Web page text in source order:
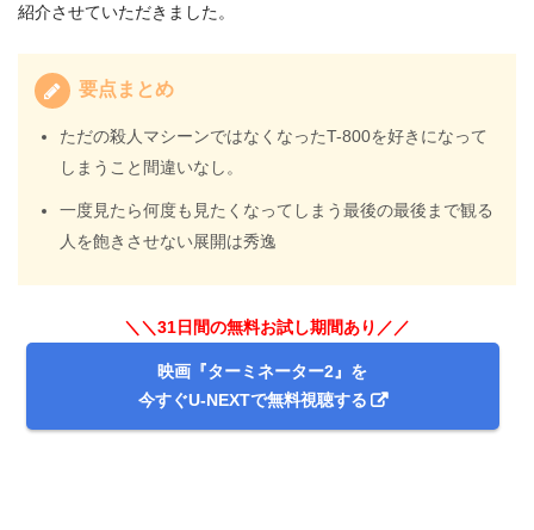
紹介させていただきました。
要点まとめ
ただの殺人マシーンではなくなったT-800を好きになって
しまうこと間違いなし。
一度見たら何度も見たくなってしまう最後の最後まで観る
人を飽きさせない展開は秀逸
＼＼31日間の無料お試し期間あり／／
映画『ターミネーター2』を
今すぐU-NEXTで無料視聴する